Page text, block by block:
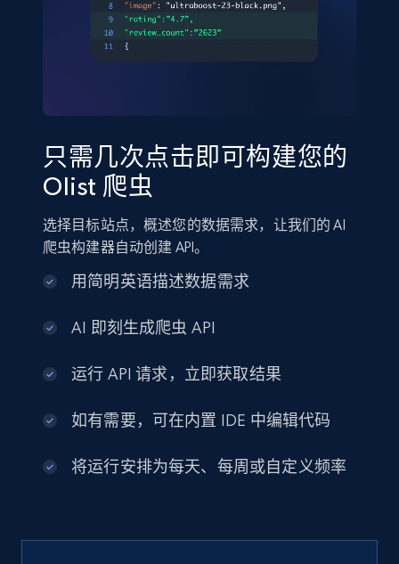
只需几次点击即可构建您的
Olist 爬虫
选择目标站点，概述您的数据需求，让我们的 AI
爬虫构建器自动创建 API。
用简明英语描述数据需求
AI 即刻生成爬虫 API
运行 API 请求，立即获取结果
如有需要，可在内置 IDE 中编辑代码
将运行安排为每天、每周或自定义频率